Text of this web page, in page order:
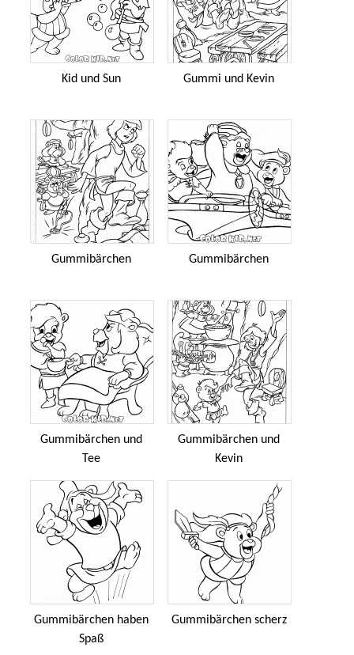
Kid und Sun Gummi und Kevin
Gummibärchen Gummibärchen
Gummibärchen und
Tee
Gummibärchen und
Kevin
Gummibärchen haben
Spaß
Gummibärchen scherz